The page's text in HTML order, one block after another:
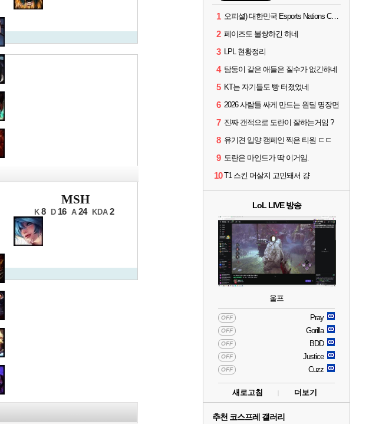
MSH
K 8 D 16 A 24 KDA 2
1 오피셜) 대한민국 Esports Nations Cup 2026 국가대표 명단 모두 확정
2 페이즈도 불쌍하긴 하네
3 LPL 현황정리
4 탐동이 같은 애들은 질수가 없긴하네
5 KT는 자기들도 빵 터졌었네
6 2026 사람들 싸게 만드는 원딜 명장면
7 진짜 갠적으로 도란이 잘하는거임 ?
8 유기견 입양 캠페인 찍은 티원 ㄷㄷ
9 도란은 마인드가 딱 이거임.
10 T1 스킨 머살지 고민돼서 걍
LoL LIVE 방송
울프
OFF Pray
OFF Gorilla
OFF BDD
OFF Justice
OFF Cuzz
새로고침 더보기
추천 코스프레 갤러리